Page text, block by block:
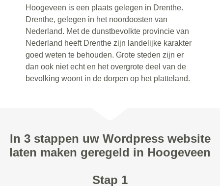
Hoogeveen is een plaats gelegen in Drenthe.
Drenthe, gelegen in het noordoosten van
Nederland. Met de dunstbevolkte provincie van
Nederland heeft Drenthe zijn landelijke karakter
goed weten te behouden. Grote steden zijn er
dan ook niet echt en het overgrote deel van de
bevolking woont in de dorpen op het platteland.
In 3 stappen uw Wordpress website
laten maken geregeld in Hoogeveen
Stap 1